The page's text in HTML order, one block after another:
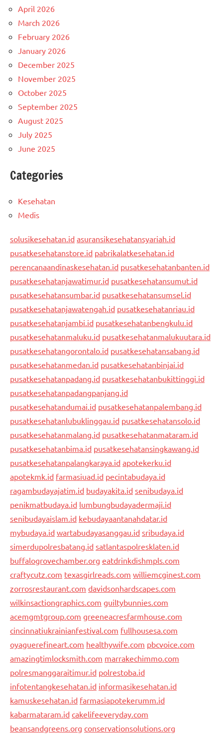
April 2026
March 2026
February 2026
January 2026
December 2025
November 2025
October 2025
September 2025
August 2025
July 2025
June 2025
Categories
Kesehatan
Medis
solusikesehatan.id asuransikesehatansyariah.id
pusatkesehatanstore.id pabrikalatkesehatan.id
perencanaandinaskesehatan.id pusatkesehatanbanten.id
pusatkesehatanjawatimur.id pusatkesehatansumut.id
pusatkesehatansumbar.id pusatkesehatansumsel.id
pusatkesehatanjawatengah.id pusatkesehatanriau.id
pusatkesehatanjambi.id pusatkesehatanbengkulu.id
pusatkesehatanmaluku.id pusatkesehatanmalukuutara.id
pusatkesehatangorontalo.id pusatkesehatansabang.id
pusatkesehatanmedan.id pusatkesehatanbinjai.id
pusatkesehatanpadang.id pusatkesehatanbukittinggi.id
pusatkesehatanpadangpanjang.id
pusatkesehatandumai.id pusatkesehatanpalembang.id
pusatkesehatanlubuklinggau.id pusatkesehatansolo.id
pusatkesehatanmalang.id pusatkesehatanmataram.id
pusatkesehatanbima.id pusatkesehatansingkawang.id
pusatkesehatanpalangkaraya.id apotekerku.id
apotekmk.id farmasiuad.id pecintabudaya.id
ragambudayajatim.id budayakita.id senibudaya.id
penikmatbudaya.id lumbungbudayadermaji.id
senibudayaislam.id kebudayaantanahdatar.id
mybudaya.id wartabudayasanggau.id sribudaya.id
simerdupolresbatang.id satlantaspolresklaten.id
buffalogrovechamber.org eatdrinkdishmpls.com
craftycutz.com texasgirlreads.com williemcginest.com
zorrosrestaurant.com davidsonhardscapes.com
wilkinsactiongraphics.com guiltybunnies.com
acemgmtgroup.com greeneacresfarmhouse.com
cincinnatiukrainianfestival.com fullhousesa.com
oyaguerefineart.com healthywife.com pbcvoice.com
amazingtimlocksmith.com marrakechimmo.com
polresmanggaraitimur.id polrestoba.id
infotentangkesehatan.id informasikesehatan.id
kamuskesehatan.id farmasiapotekerumm.id
kabarmataram.id cakelifeeveryday.com
beansandgreens.org conservationsolutions.org